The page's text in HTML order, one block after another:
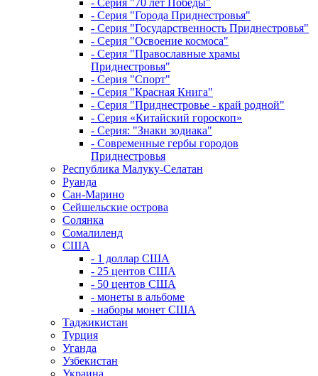
- Серия "70 лет Победы"
- Серия "Города Приднестровья"
- Серия "Государственность Приднестровья"
- Серия "Освоение космоса"
- Серия "Православные храмы
Приднестровья"
- Серия "Спорт"
- Серия "Красная Книга"
- Серия "Приднестровье - край родной"
- Серия «Китайский гороскоп»
- Серия: "Знаки зодиака"
- Современные гербы городов
Приднестровья
Республика Малуку-Селатан
Руанда
Сан-Марино
Сейшельские острова
Солянка
Сомалиленд
США
- 1 доллар США
- 25 центов США
- 50 центов США
- монеты в альбоме
- наборы монет США
Таджикистан
Турция
Уганда
Узбекистан
Украина